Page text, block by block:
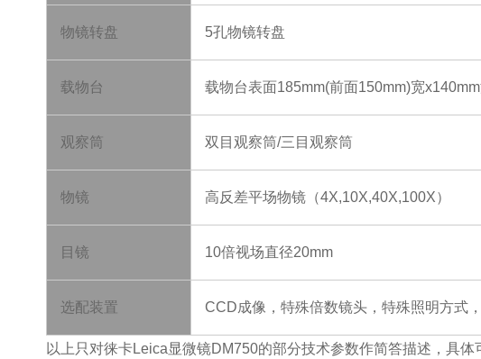
物镜转盘 5孔物镜转盘
载物台 载物台表面185mm(前面150mm)宽
观察筒 双目观察筒/三目观察筒
物镜 高反差平场物镜（4X,10X,40X,100X）
目镜 10倍视场直径20mm
选配装置 CCD成像，特殊倍数镜头，特殊照明方式
以上只对徕卡Leica显微镜DM750的部分技术参数作简答描述，具体